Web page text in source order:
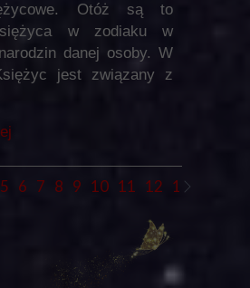
Otóż są to
w zodiaku w
danej osoby. W
jest związany z
5 6 7 8 9 10 11 12 13